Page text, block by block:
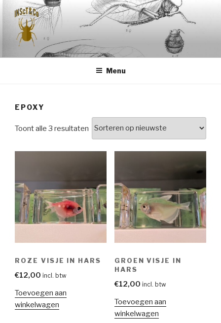
inhoud
springen
INSCT & CO
Menu
EPOXY
Toont alle 3 resultaten Gesorteerd
op
nieuwste
ROZE VISJE IN HARS
€12,00 incl. btw
Toevoegen aan
winkelwagen
GROEN VISJE IN
HARS
€12,00 incl. btw
Toevoegen aan
winkelwagen